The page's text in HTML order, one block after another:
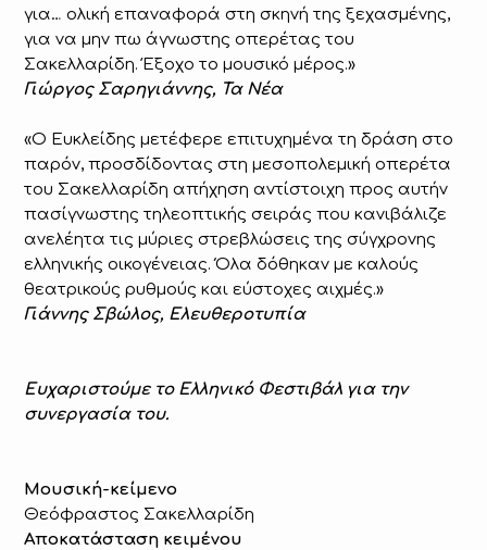
για… ολική επαναφορά στη σκηνή της ξεχασμένης,
για να μην πω άγνωστης οπερέτας του
Σακελλαρίδη. Έξοχο το μουσικό μέρος.»
Γιώργος Σαρηγιάννης, Τα Νέα
«Ο Ευκλείδης μετέφερε επιτυχημένα τη δράση στο
παρόν, προσδίδοντας στη μεσοπολεμική οπερέτα
του Σακελλαρίδη απήχηση αντίστοιχη προς αυτήν
πασίγνωστης τηλεοπτικής σειράς που κανιβάλιζε
ανελέητα τις μύριες στρεβλώσεις της σύγχρονης
ελληνικής οικογένειας. Όλα δόθηκαν με καλούς
θεατρικούς ρυθμούς και εύστοχες αιχμές.»
Γιάννης Σβώλος, Ελευθεροτυπία
Ευχαριστούμε το Ελληνικό Φεστιβάλ για την
συνεργασία του.
Μουσική-κείμενο
Θεόφραστος Σακελλαρίδη
Αποκατάσταση κειμένου